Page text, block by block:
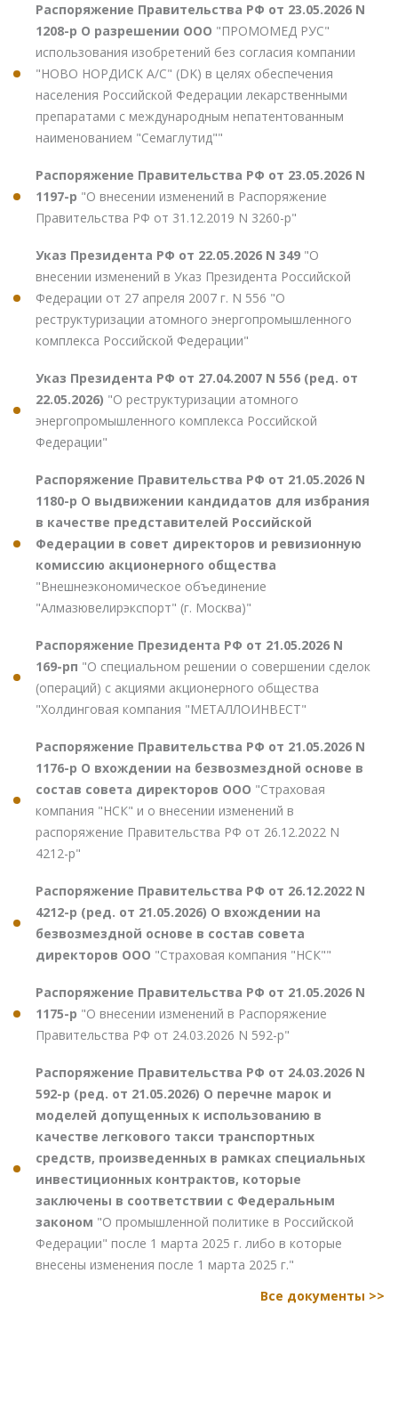
Распоряжение Правительства РФ от 23.05.2026 N
1208-р О разрешении ООО "ПРОМОМЕД РУС"
использования изобретений без согласия компании
"НОВО НОРДИСК А/С" (DK) в целях обеспечения
населения Российской Федерации лекарственными
препаратами с международным непатентованным
наименованием "Семаглутид""
Распоряжение Правительства РФ от 23.05.2026 N
1197-р "О внесении изменений в Распоряжение
Правительства РФ от 31.12.2019 N 3260-р"
Указ Президента РФ от 22.05.2026 N 349 "О
внесении изменений в Указ Президента Российской
Федерации от 27 апреля 2007 г. N 556 "О
реструктуризации атомного энергопромышленного
комплекса Российской Федерации"
Указ Президента РФ от 27.04.2007 N 556 (ред. от
22.05.2026) "О реструктуризации атомного
энергопромышленного комплекса Российской
Федерации"
Распоряжение Правительства РФ от 21.05.2026 N
1180-р О выдвижении кандидатов для избрания
в качестве представителей Российской
Федерации в совет директоров и ревизионную
комиссию акционерного общества
"Внешнеэкономическое объединение
"Алмазювелирэкспорт" (г. Москва)"
Распоряжение Президента РФ от 21.05.2026 N
169-рп "О специальном решении о совершении сделок
(операций) с акциями акционерного общества
"Холдинговая компания "МЕТАЛЛОИНВЕСТ"
Распоряжение Правительства РФ от 21.05.2026 N
1176-р О вхождении на безвозмездной основе в
состав совета директоров ООО "Страховая
компания "НСК" и о внесении изменений в
распоряжение Правительства РФ от 26.12.2022 N
4212-р"
Распоряжение Правительства РФ от 26.12.2022 N
4212-р (ред. от 21.05.2026) О вхождении на
безвозмездной основе в состав совета
директоров ООО "Страховая компания "НСК""
Распоряжение Правительства РФ от 21.05.2026 N
1175-р "О внесении изменений в Распоряжение
Правительства РФ от 24.03.2026 N 592-р"
Распоряжение Правительства РФ от 24.03.2026 N
592-р (ред. от 21.05.2026) О перечне марок и
моделей допущенных к использованию в
качестве легкового такси транспортных
средств, произведенных в рамках специальных
инвестиционных контрактов, которые
заключены в соответствии с Федеральным
законом "О промышленной политике в Российской
Федерации" после 1 марта 2025 г. либо в которые
внесены изменения после 1 марта 2025 г."
Все документы >>